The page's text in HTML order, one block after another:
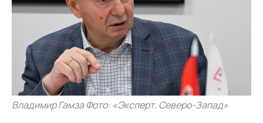
Владимир Гамза Фото: «Эксперт. Северо-Запад»